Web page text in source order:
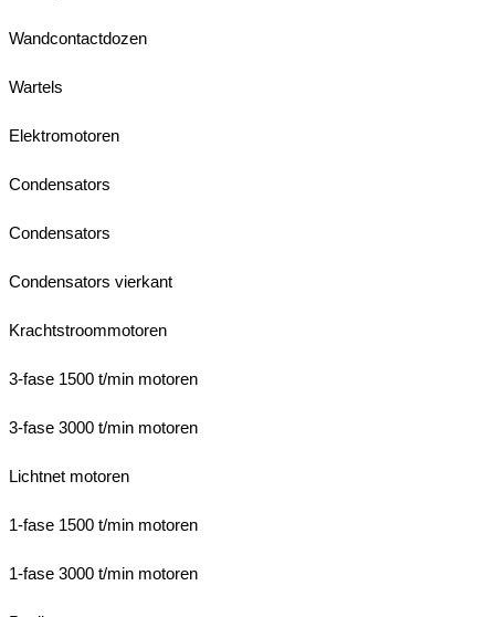
Wandcontactdozen
Wartels
Elektromotoren
Condensators
Condensators
Condensators vierkant
Krachtstroommotoren
3-fase 1500 t/min motoren
3-fase 3000 t/min motoren
Lichtnet motoren
1-fase 1500 t/min motoren
1-fase 3000 t/min motoren